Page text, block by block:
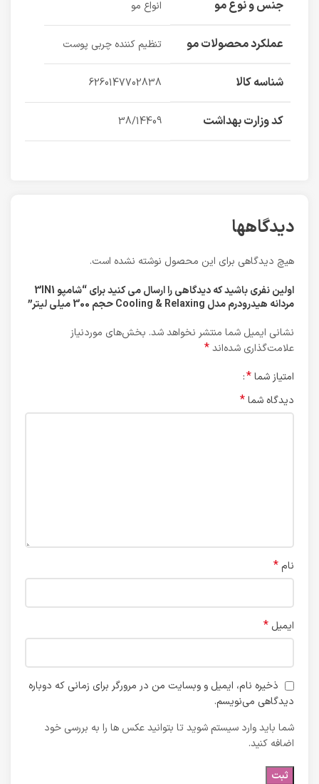
جنس و نوع مو انواع مو
عملکرد محصولات مو تنظیم کننده چربی پوست
شناسه کالا 6260147702838
کد وزارت بهداشت 38/14409
دیدگاهها
هیچ دیدگاهی برای این محصول نوشته نشده است.
اولین نفری باشید که دیدگاهی را ارسال می کنید برای “شامپو 3IN1
مردانه هیدرودرم مدل Cooling & Relaxing حجم 300 میلی لیتر”
نشانی ایمیل شما منتشر نخواهد شد. بخش‌های موردنیاز
علامت‌گذاری شده‌اند*
امتیاز شما*
دیدگاه شما*
نام *
ایمیل *
ذخیره نام، ایمیل و وبسایت من در مرورگر برای زمانی که دوباره
دیدگاهی می‌نویسم.
شما باید وارد سیستم شوید تا بتوانید عکس ها را به بررسی خود
اضافه کنید.